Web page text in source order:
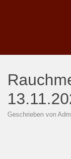
Geschrieben von